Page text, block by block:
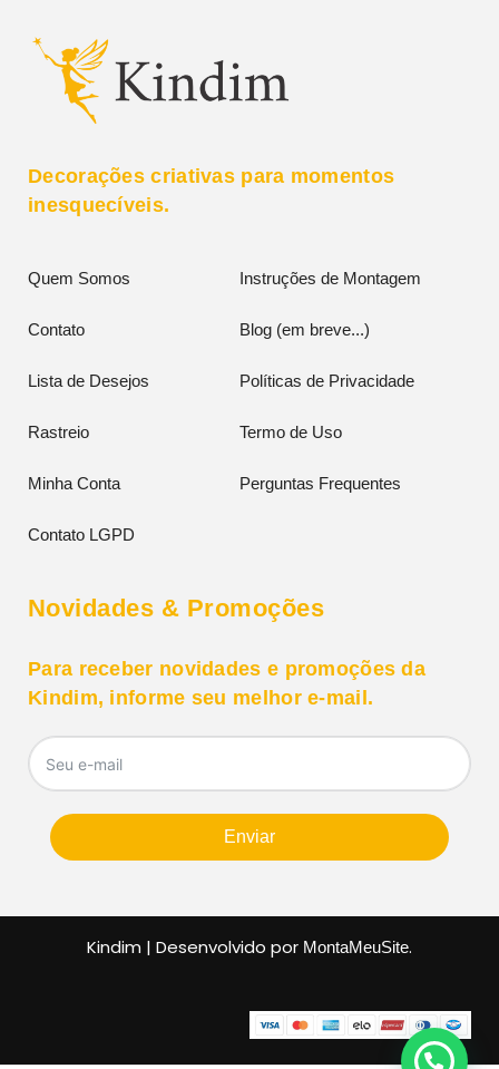
Decorações criativas para momentos
inesquecíveis.
Quem Somos Instruções de Montagem
Contato Blog (em breve...)
Lista de Desejos Políticas de Privacidade
Rastreio Termo de Uso
Minha Conta Perguntas Frequentes
Contato LGPD
Novidades & Promoções
Para receber novidades e promoções da
Kindim, informe seu melhor e-mail.
Enviar
Kindim | Desenvolvido por MontaMeuSite.